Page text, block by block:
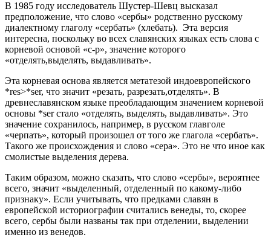
В 1985 году исследователь Шустер-Шевц высказал
предположение, что слово «сербы» родственно русскому
диалектному глаголу «сербать» (хлебать). Эта версия
интересна, поскольку во всех славянских языках есть слова с
корневой основой «с-р», значение которого
«отделять,выделять, выдавливать».
Эта корневая основа является метатезой индоевропейского
*res>*ser, что значит «резать, разрезать,отделять». В
древнеславянском языке преобладающим значением корневой
основы *ser стало «отделять, выделять, выдавливать». Это
значение сохранилось, например, в русском главголе
«черпать», который произошел от того же глагола «сербать».
Такого же происхождения и слово «сера». Это не что иное как
смолистые выделения дерева.
Таким образом, можно сказать, что слово «сербы», вероятнее
всего, значит «выделенный, отделенный по какому-либо
признаку». Если учитывать, что предками славян в
европейской историографии считались венеды, то, скорее
всего, сербы были названы так при отделении, выделении
именно из венедов.